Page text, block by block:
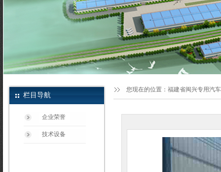
您现在的位置： 福建省闽兴专用汽
栏目导航
企业荣誉
技术设备